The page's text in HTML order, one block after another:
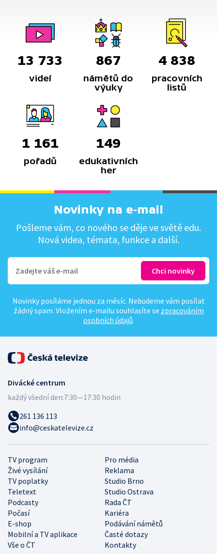
13 733
videí
867
námětů do
výuky
4 838
pracovních
listů
1 161
pořadů
149
edukativních
her
Novinky na e-mail
Pošleme vám, co nového se děje ve světě edu.
Nová videa, témata, funkce a další.
Novinky posíláme jednou za měsíc. Nebudeme vám posílat
žádný spam. Vložením e-mailu souhlasíte se zpracováním
osobních údajů.